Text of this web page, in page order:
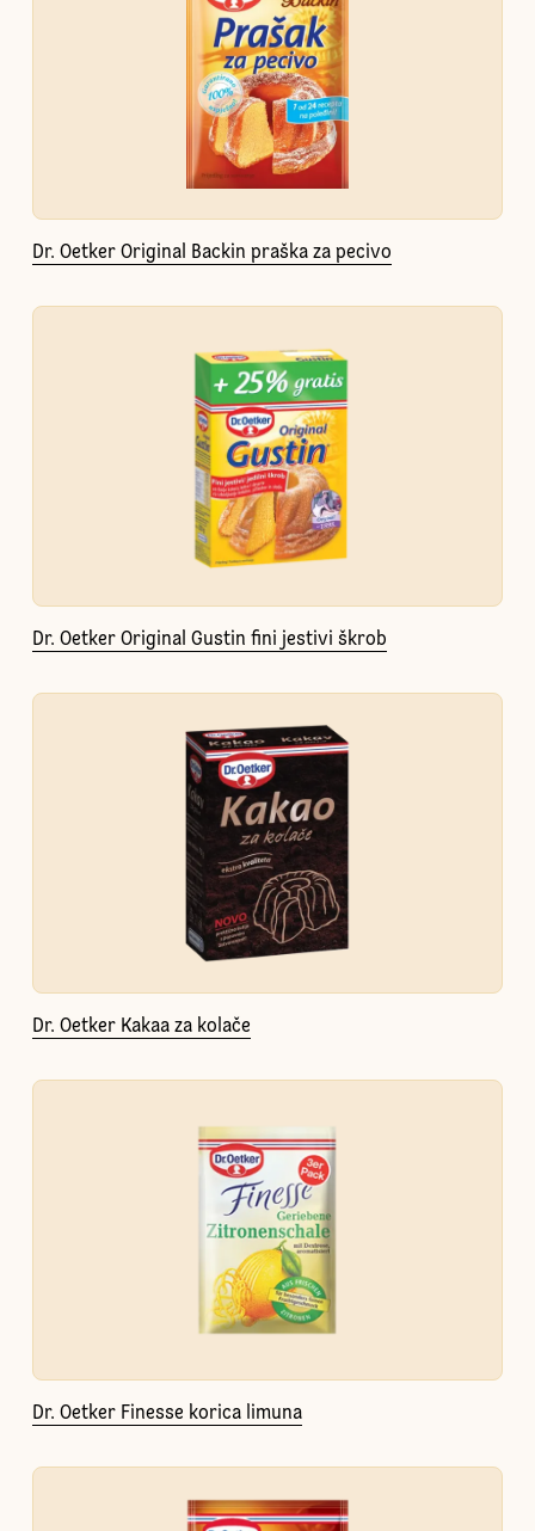
Dr. Oetker Original Backin praška za pecivo
Dr. Oetker Original Gustin fini jestivi škrob
Dr. Oetker Kakaa za kolače
Dr. Oetker Finesse korica limuna